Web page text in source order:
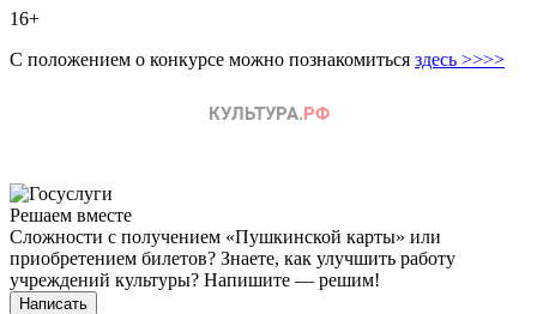
16+
С положением о конкурсе можно познакомиться здесь >>>>
Решаем вместе
Сложности с получением «Пушкинской карты» или
приобретением билетов? Знаете, как улучшить работу
учреждений культуры? Напишите — решим!
Написать